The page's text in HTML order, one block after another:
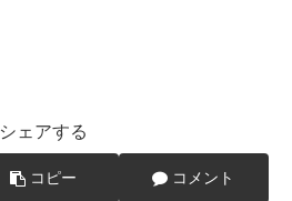
シェアする
コピー コメント